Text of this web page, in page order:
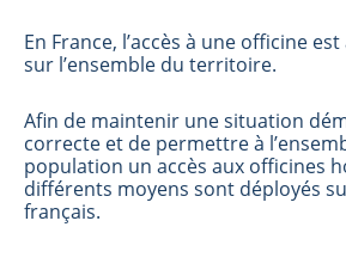
En France, l’accès à une officine
sur l’ensemble du territoire.
Afin de maintenir une situation
correcte et de permettre à
population un accès aux officines
différents moyens sont déployés
français.